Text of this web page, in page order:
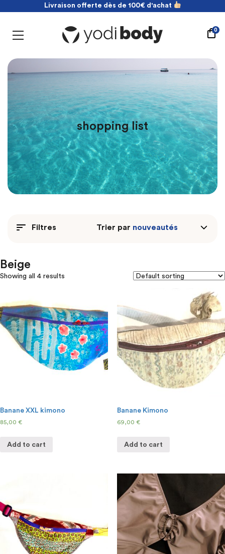
Livraison offerte dès de 100€ d'achat
Livraison offerte dès de 100€ d'achat
0
shopping list
Filtres Trier par
Beige
Showing all 4 results
Banane XXL kimono
85,00 €
Add to cart
Banane Kimono
69,00 €
Add to cart